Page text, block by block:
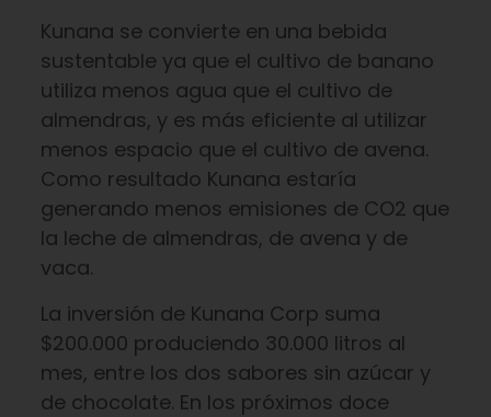
Kunana se convierte en una bebida
sustentable ya que el cultivo de banano
utiliza menos agua que el cultivo de
almendras, y es más eficiente al utilizar
menos espacio que el cultivo de avena.
Como resultado Kunana estaría
generando menos emisiones de CO2 que
la leche de almendras, de avena y de
vaca.
La inversión de Kunana Corp suma
$200.000 produciendo 30.000 litros al
mes, entre los dos sabores sin azúcar y
de chocolate. En los próximos doce